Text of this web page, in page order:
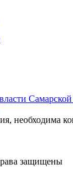
Самарской
необходима
защищены